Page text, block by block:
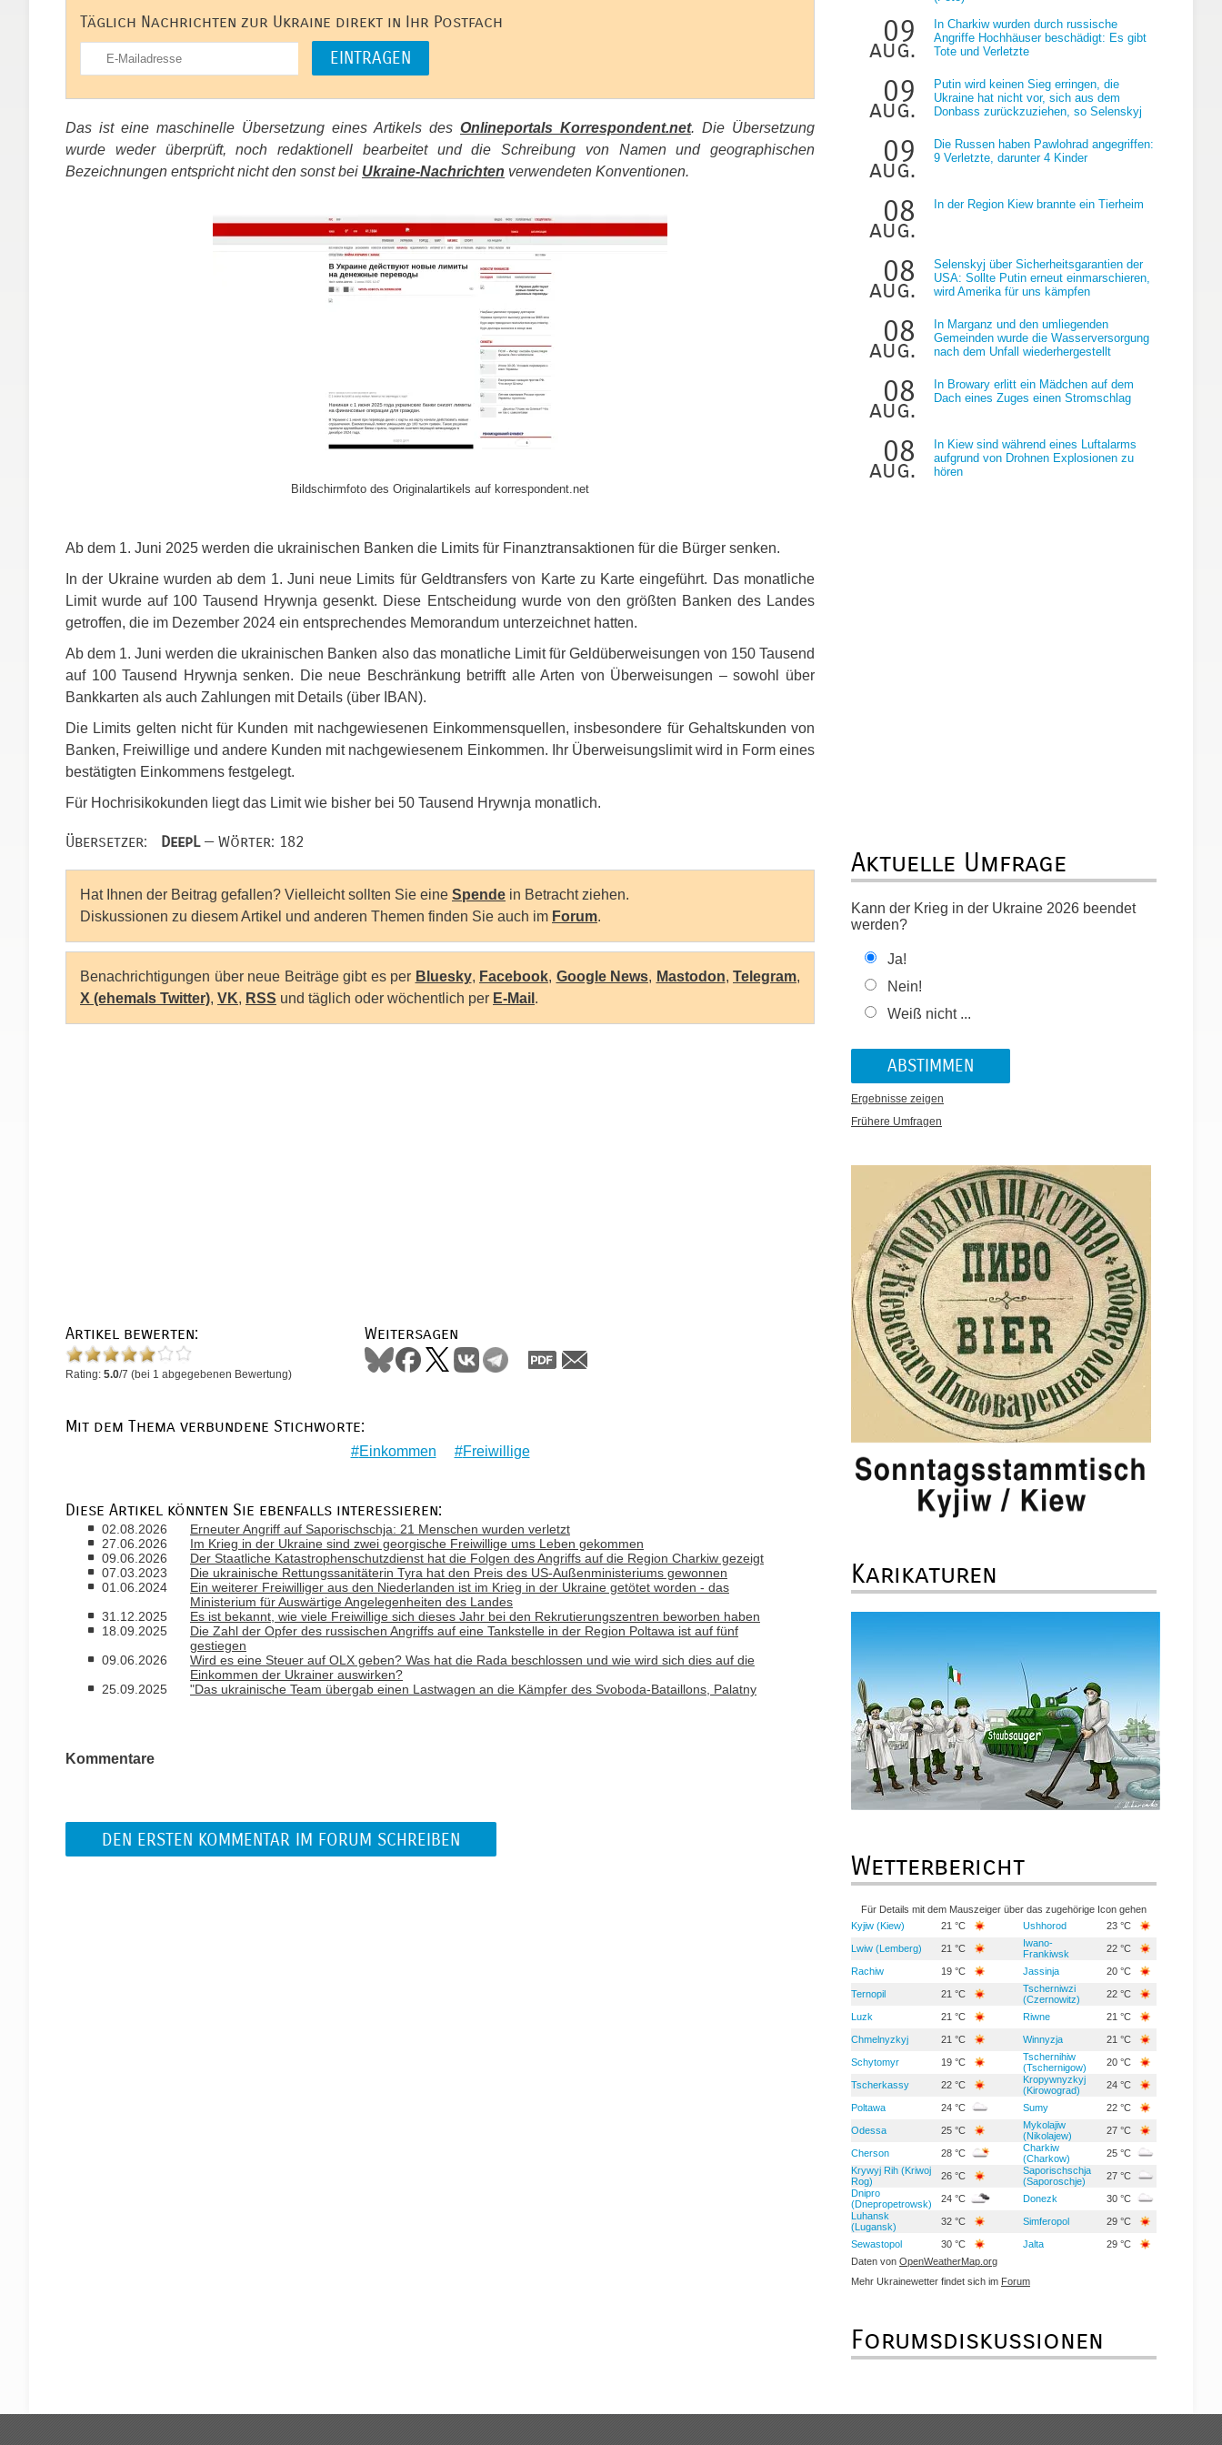
Täglich Nachrichten zur Ukraine direkt in Ihr Postfach
Das ist eine maschinelle Übersetzung eines Artikels des Onlineportals Korrespondent.net. Die Übersetzung
wurde weder überprüft, noch redaktionell bearbeitet und die Schreibung von Namen und geographischen
Bezeichnungen entspricht nicht den sonst bei Ukraine-Nachrichten verwendeten Konventionen.
Bildschirmfoto des Originalartikels auf korrespondent.net
Ab dem 1. Juni 2025 werden die ukrainischen Banken die Limits für Finanztransaktionen für die Bürger senken.
In der Ukraine wurden ab dem 1. Juni neue Limits für Geldtransfers von Karte zu Karte eingeführt. Das monatliche
Limit wurde auf 100 Tausend Hrywnja gesenkt. Diese Entscheidung wurde von den größten Banken des Landes
getroffen, die im Dezember 2024 ein entsprechendes Memorandum unterzeichnet hatten.
Ab dem 1. Juni werden die ukrainischen Banken also das monatliche Limit für Geldüberweisungen von 150 Tausend
auf 100 Tausend Hrywnja senken. Die neue Beschränkung betrifft alle Arten von Überweisungen – sowohl über
Bankkarten als auch Zahlungen mit Details (über IBAN).
Die Limits gelten nicht für Kunden mit nachgewiesenen Einkommensquellen, insbesondere für Gehaltskunden von
Banken, Freiwillige und andere Kunden mit nachgewiesenem Einkommen. Ihr Überweisungslimit wird in Form eines
bestätigten Einkommens festgelegt.
Für Hochrisikokunden liegt das Limit wie bisher bei 50 Tausend Hrywnja monatlich.
Übersetzer: DeepL— Wörter: 182
Hat Ihnen der Beitrag gefallen? Vielleicht sollten Sie eine Spende in Betracht ziehen.
Diskussionen zu diesem Artikel und anderen Themen finden Sie auch im Forum.
Benachrichtigungen über neue Beiträge gibt es per Bluesky, Facebook, Google News, Mastodon, Telegram,
X (ehemals Twitter), VK, RSS und täglich oder wöchentlich per E-Mail .
Artikel bewerten:
Rating: 5.0/7 (bei 1 abgegebenen Bewertung)
Weitersagen
Mit dem Thema verbundene Stichworte:
Einkommen Freiwillige
Diese Artikel könnten Sie ebenfalls interessieren:
02.08.2026
Erneuter Angriff auf Saporischschja: 21 Menschen wurden verletzt
27.06.2026
Im Krieg in der Ukraine sind zwei georgische Freiwillige ums Leben gekommen
09.06.2026
Der Staatliche Katastrophenschutzdienst hat die Folgen des Angriffs auf die Region Charkiw gezeigt
07.03.2023
Die ukrainische Rettungssanitäterin Tyra hat den Preis des US-Außenministeriums gewonnen
01.06.2024
Ein weiterer Freiwilliger aus den Niederlanden ist im Krieg in der Ukraine getötet worden - das
Ministerium für Auswärtige Angelegenheiten des Landes
31.12.2025
Es ist bekannt, wie viele Freiwillige sich dieses Jahr bei den Rekrutierungszentren beworben haben
18.09.2025
Die Zahl der Opfer des russischen Angriffs auf eine Tankstelle in der Region Poltawa ist auf fünf
gestiegen
09.06.2026
Wird es eine Steuer auf OLX geben? Was hat die Rada beschlossen und wie wird sich dies auf die
Einkommen der Ukrainer auswirken?
25.09.2025
"Das ukrainische Team übergab einen Lastwagen an die Kämpfer des Svoboda-Bataillons, Palatny
Kommentare
DEN ERSTEN KOMMENTAR IM FORUM SCHREIBEN
09
aug.
In Charkiw wurden durch russische
Angriffe Hochhäuser beschädigt: Es gibt
Tote und Verletzte
09
aug.
Putin wird keinen Sieg erringen, die
Ukraine hat nicht vor, sich aus dem
Donbass zurückzuziehen, so Selenskyj
09
aug.
Die Russen haben Pawlohrad angegriffen:
9 Verletzte, darunter 4 Kinder
08
aug.
In der Region Kiew brannte ein Tierheim
08
aug.
Selenskyj über Sicherheitsgarantien der
USA: Sollte Putin erneut einmarschieren,
wird Amerika für uns kämpfen
08
aug.
In Marganz und den umliegenden
Gemeinden wurde die Wasserversorgung
nach dem Unfall wiederhergestellt
08
aug.
In Browary erlitt ein Mädchen auf dem
Dach eines Zuges einen Stromschlag
08
aug.
In Kiew sind während eines Luftalarms
aufgrund von Drohnen Explosionen zu
hören
Aktuelle Umfrage
Kann der Krieg in der Ukraine 2026 beendet
werden?
Ja!
Nein!
Weiß nicht ...
Ergebnisse zeigen
Frühere Umfragen
Karikaturen
Wetterbericht
Für Details mit dem Mauszeiger über das zugehörige Icon gehen
Kyjiw (Kiew)
21 °C Ushhorod 23 °C
Lwiw (Lemberg) 21 °C
Iwano-
Frankiwsk
22 °C
Rachiw 19 °C Jassinja 20 °C
Ternopil 21 °C
Tscherniwzi
(Czernowitz)
22 °C
Luzk 21 °C Riwne 21 °C
Chmelnyzkyj 21 °C Winnyzja 21 °C
Schytomyr 19 °C
Tschernihiw
(Tschernigow)
20 °C
Tscherkassy 22 °C
Kropywnyzkyj
(Kirowograd)
24 °C
Poltawa 24 °C Sumy 22 °C
Odessa 25 °C
Mykolajiw
(Nikolajew)
27 °C
Cherson 28 °C
Charkiw
(Charkow)
25 °C
Krywyj Rih (Kriwoj
Rog)
26 °C
Saporischschja
(Saporoschje)
27 °C
Dnipro
(Dnepropetrowsk)
24 °C Donezk
30 °C
Luhansk
(Lugansk)
32 °C Simferopol 29 °C
Sewastopol 30 °C Jalta
29 °C
Daten von OpenWeatherMap.org
Mehr Ukrainewetter findet sich im Forum
Forumsdiskussionen